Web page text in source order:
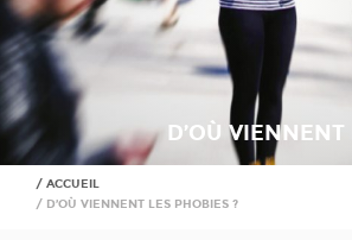
D’OÙ VIENNENT
ACCUEIL
D’OÙ VIENNENT LES PHOBIES ?